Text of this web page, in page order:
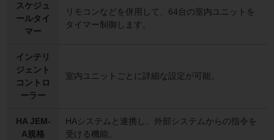
スケジュ
ールタイ
マー
リモコンなどを併用して、64台の室内ユニットを
タイマー制御します。
インテリ
ジェント
コントロ
ーラー
室内ユニットごとに詳細な設定が可能。
HA JEM-
A規格
HAシステムと連携し、外部システムからの指令を
受ける機能。